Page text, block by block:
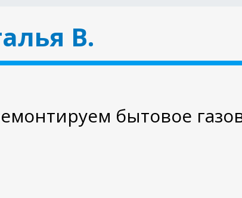
В.
бытовое